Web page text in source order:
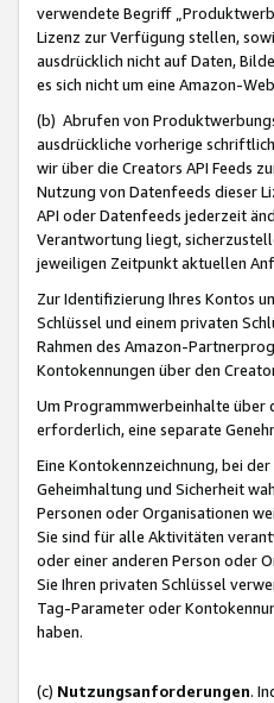
verwendete Begriff
Lizenz zur Verfügung stellen,
ausdrücklich nicht auf Daten,
es sich nicht um eine Amazon-
(b) Abrufen von
ausdrückliche vorherige
wir über die Creators API Feeds
Nutzung von Datenfeeds dieser
API oder Datenfeeds jederzeit
Verantwortung liegt,
jeweiligen Zeitpunkt aktuellen
Zur Identifizierung Ihres Kontos
Schlüssel und einem privaten
Rahmen des Amazon-
Kontokennungen über den
Um Programmwerbeinhalte über
erforderlich, eine separate
Eine Kontokennzeichnung, bei
Geheimhaltung und Sicherheit
Personen oder Organisationen
Sie sind für alle Aktivitäten
oder einer anderen Person oder
Sie Ihren privaten Schlüssel
Tag-Parameter oder
haben.
(c) Nutzungsanforderungen.